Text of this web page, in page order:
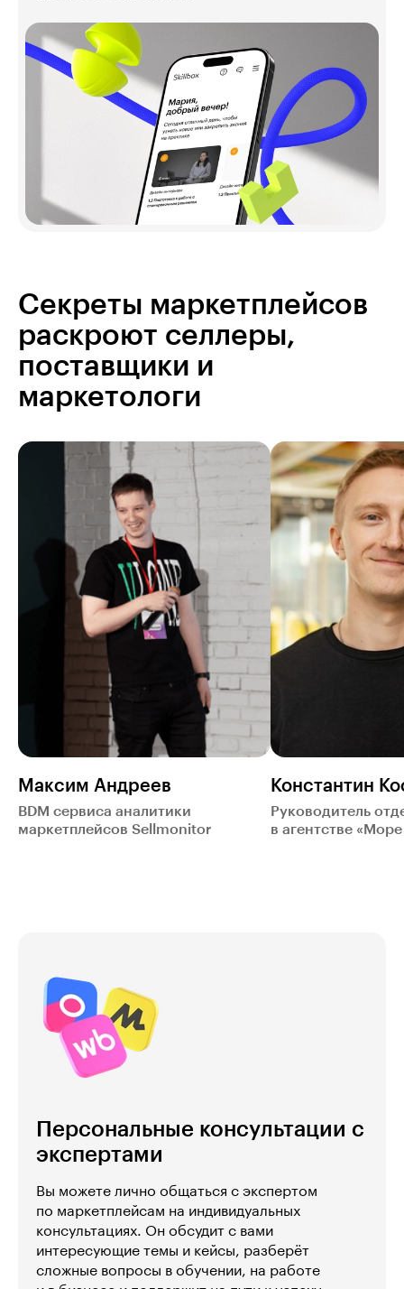
Секреты маркетплейсов
раскроют селлеры,
поставщики и
маркетологи
Максим Андреев
BDM сервиса аналитики
маркетплейсов Sellmonitor
Константин
Руководитель
в агентстве
Персональные консультации с
экспертами
Вы можете лично общаться с экспертом
по маркетплейсам на индивидуальных
консультациях. Он обсудит с вами
интересующие темы и кейсы, разберёт
сложные вопросы в обучении, на работе